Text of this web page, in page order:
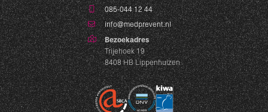
085-044 12 44
info@medprevent.nl
Bezoekadres
Trijehoek 19
8408 HB Lippenhuizen